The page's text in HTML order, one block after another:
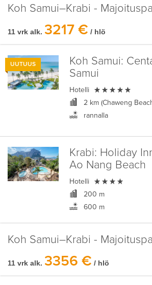
Koh Samui–Krabi -
11 vrk alk. 3217 € / hlö
UUTUUS Koh Samui:
Samui
Hotelli 
2 km (Chaweng
rannalla
Krabi: Holiday
Ao Nang Beach
Hotelli 
200 m
600 m
Koh Samui–Krabi -
11 vrk alk. 3356 € / hlö